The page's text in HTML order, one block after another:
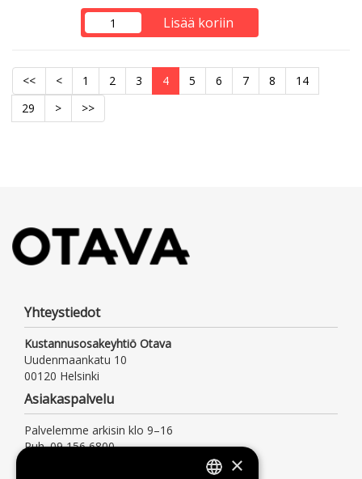
Lisää koriin
<< < 1 2 3 4 5 6 7 8
14
29
> >>
Yhteystiedot
Kustannusosakeyhtiö Otava
Uudenmaankatu 10
00120 Helsinki
Asiakaspalvelu
Palvelemme arkisin klo 9–16
Puh. 09 156 6800
×